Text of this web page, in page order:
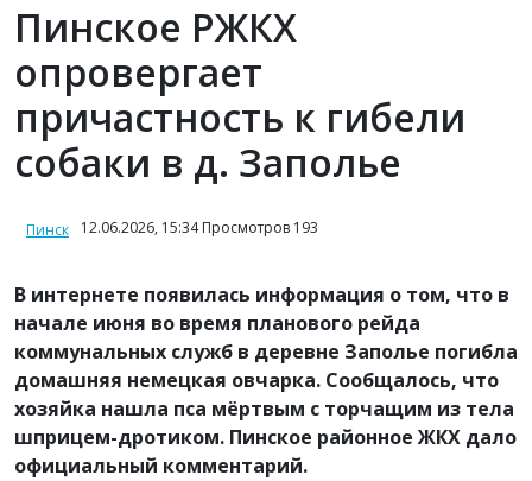
Пинское РЖКХ
опровергает
причастность к гибели
собаки в д. Заполье
Пинск 12.06.2026, 15:34 Просмотров 193
В интернете появилась информация о том, что в
начале июня во время планового рейда
коммунальных служб в деревне Заполье погибла
домашняя немецкая овчарка. Сообщалось, что
хозяйка нашла пса мёртвым с торчащим из тела
шприцем-дротиком. Пинское районное ЖКХ дало
официальный комментарий.